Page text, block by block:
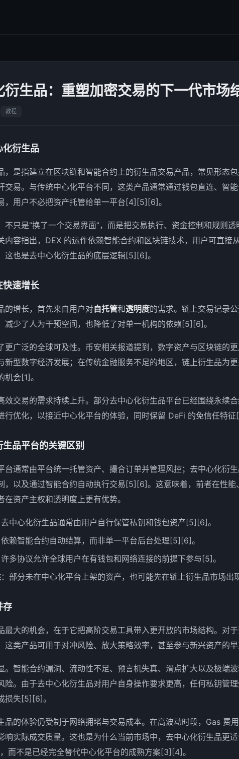
衍生品：重塑加密交易的下一代市场
教程
化衍生品
，是指建立在区块链和智能合约上的衍生品交易产品，常见形态
交易。与传统中心化平台不同，这类产品通常通过钱包直连、智
，用户不必把资产托管给单一平台[4][5][6]。
不只是“换了一个交易界面”，而是把交易执行、资金控制和规则
内容指出，DEX 的运作依赖智能合约和区块链技术，用户可直接
这也是去中心化衍生品的底层逻辑[5][6]。
快速增长
的增长，首先来自用户对自托管和透明度的需求。链上交易记录
减少了人为干预空间，也降低了对单一机构的依赖[5][6]。
更广泛的全球可及性。币安相关报道提到，数字资产与区块链的
新型数字经济发展；在传统金融服务不足的地区，链上衍生品为
机会[1]。
效交易的需求持续上升。部分去中心化衍生品平台已经围绕永续
行优化，以接近中心化平台的体验，同时保留 DeFi 的免信任特
品平台的关键区别
台通常由平台统一托管资产、撮合订单并管理风控；去中心化衍
，以及通过智能合约自动执行交易[5][6]。这意味着，前者在性能
在资产主权和透明度上更有优势。
去中心化衍生品通常由用户自行保管私钥和钱包资产[5][6]。
依赖智能合约自动结算，而非单一平台后台处理[5][6]。
许多协议允许全球用户在有钱包和网络连接的前提下参与[5]。
：部分未在中心化平台上架的资产，也可能先在链上衍生品市场出
存
最大的机会，在于它把高阶交易工具带入更开放的市场结构。对
这类产品可用于对冲风险、放大策略效率，甚至参与新兴资产的
。智能合约漏洞、流动性不足、预言机失真、滑点扩大以及极端波
险。由于去中心化衍生品对用户自身操作要求更高，任何私钥管
损失[5][6]。
品的体验仍受制于网络拥堵与交易成本。在高波动时段，Gas 费
响实际成交质量。这也是为什么当前市场中，去中心化衍生品更
而不是已经完全替代中心化平台的成熟方案[3][4]。